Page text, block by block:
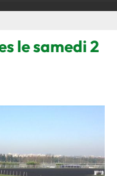
le samedi 2